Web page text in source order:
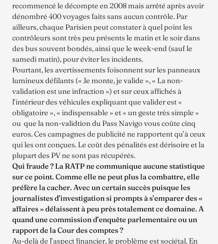
recommencé le décompte en 2008 mais arrêté après avoir
dénombré 400 voyages faits sans aucun contrôle. Par
ailleurs, chaque Parisien peut constater à quel point les
contrôleurs sont très peu présents le matin et le soir dans
des bus souvent bondés, ainsi que le week-end (sauf le
samedi matin), pour éviter les incidents.
Pourtant, les avertissements foisonnent sur les panneaux
lumineux défilants (« Je monte, je valide », « La non-
validation est une infraction ») et sur ceux affichés à
l’intérieur des véhicules expliquant que valider est «
obligatoire », « indispensable » et « un geste très simple »
ou que la non-validtion du Pass Navigo vous coûte cinq
euros. Ces campagnes de publicité ne rapportent qu’à ceux
qui les ont conçues. Le coût des pénalités est dérisoire et la
plupart des PV ne sont pas récupérés.
Qui fraude ? La RATP ne communique aucune statistique
sur ce point. Comme elle ne peut plus la combattre, elle
préfère la cacher. Avec un certain succès puisque les
journalistes d’investigation si prompts à s’emparer des «
affaires » délaissent à peu près totalement ce domaine. A
quand une commission d’enquête parlementaire ou un
rapport de la Cour des comptes ?
Au-delà de l’aspect financier, le problème est sociétal. En